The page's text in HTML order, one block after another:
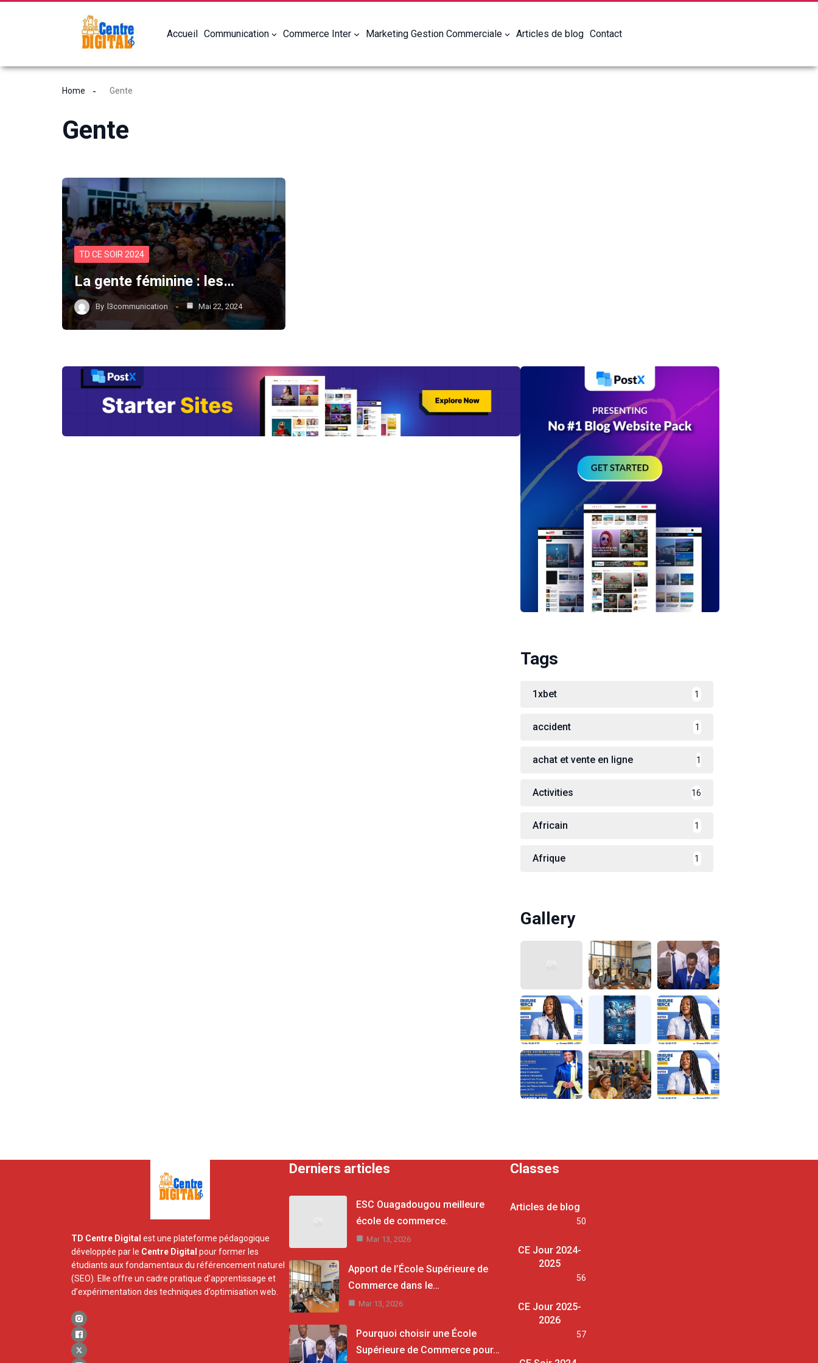
Accueil Communication Commerce Inter Marketing Gestion Commerciale Articles de blog Contact
Home Gente
Gente
TD CE SOIR 2024
La gente féminine : les…
By l3communication Mai 22, 2024
Tags
1xbet 1
accident 1
achat et vente en ligne 1
Activities 16
Africain 1
Afrique 1
Gallery
TD Centre Digital est une plateforme pédagogique
développée par le Centre Digital pour former les
étudiants aux fondamentaux du référencement naturel
(SEO). Elle offre un cadre pratique d’apprentissage et
d’expérimentation des techniques d’optimisation web.
Derniers articles
ESC Ouagadougou meilleure
école de commerce.
Mar 13, 2026
Apport de l’École Supérieure de
Commerce dans le…
Mar 13, 2026
Pourquoi choisir une École
Supérieure de Commerce pour…
Classes
Articles de blog
50
CE Jour 2024-
2025
56
CE Jour 2025-
2026
57